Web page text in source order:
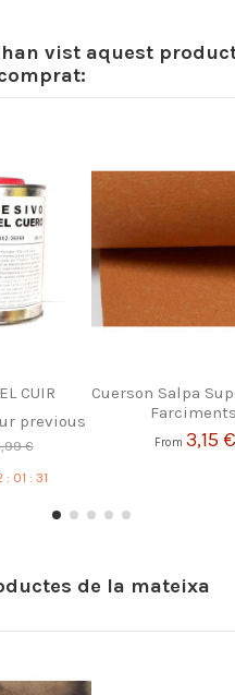
vist aquest
CUIR
previous
€
: 01 : 31
Cuerson Salpa
From 3,15 €
de la mateixa